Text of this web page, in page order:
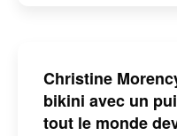
Christine
bikini avec un
tout le monde